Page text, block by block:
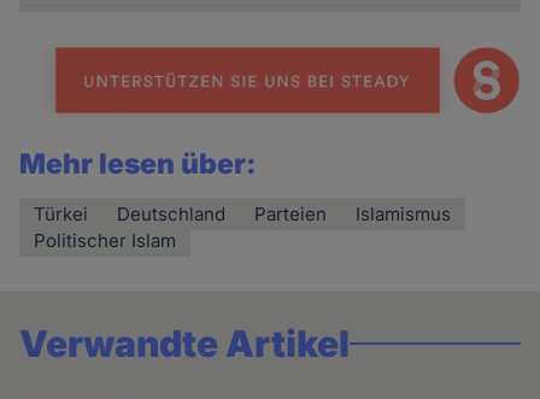
Mehr lesen über:
Türkei Deutschland Parteien
Islamismus
Politischer Islam
Verwandte Artikel